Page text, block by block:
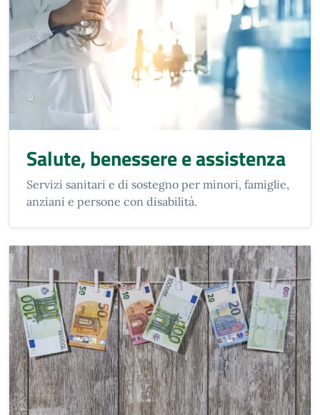
Salute, benessere e assistenza
Servizi sanitari e di sostegno per minori, famiglie,
anziani e persone con disabilità.